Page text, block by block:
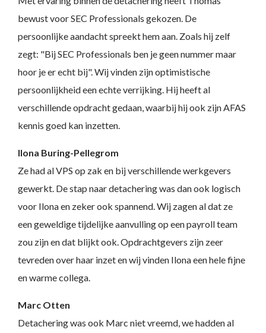
bewust voor SEC Professionals gekozen. De
persoonlijke aandacht spreekt hem aan. Zoals hij zelf
zegt: "Bij SEC Professionals ben je geen nummer maar
hoor je er echt bij". Wij vinden zijn optimistische
persoonlijkheid een echte verrijking. Hij heeft al
verschillende opdracht gedaan, waarbij hij ook zijn AFAS
kennis goed kan inzetten.
Ilona Buring-Pellegrom
Ze had al VPS op zak en bij verschillende werkgevers
gewerkt. De stap naar detachering was dan ook logisch
voor Ilona en zeker ook spannend. Wij zagen al dat ze
een geweldige tijdelijke aanvulling op een payroll team
zou zijn en dat blijkt ook. Opdrachtgevers zijn zeer
tevreden over haar inzet en wij vinden Ilona een hele fijne
en warme collega.
Marc Otten
Detachering was ook Marc niet vreemd, we hadden al